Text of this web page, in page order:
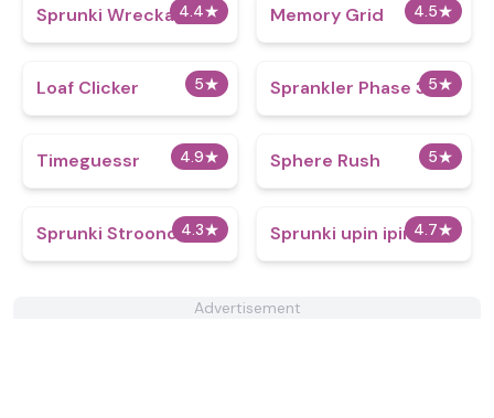
4.4★
Sprunki Wreckage 4.5★
Memory Grid
5★
Loaf Clicker 5★
Sprankler Phase 3
4.9★
Timeguessr 5★
Sphere Rush
4.3★
Sprunki Stroonckee 4.7★
Sprunki upin ipin
Advertisement